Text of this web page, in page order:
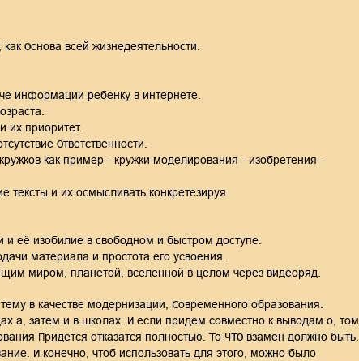
Основа всей жизнедеятельности.
информации ребенку в интернете.
их приоритет.
Ответственности.
как пример - кружки моделирования - изобретения -
тексты и их осмысливать конкретезируя.
и её изобилие в свободном и быстром доступе.
материала и простота его усвоения.
миром, планетой, вселенной в целом через видеоряд.
в качестве модернизации, Современного образования.
а, затем и в школах. И если придем совместно к выводам о, том
Придется отказатся полностью. То ЧТО взамен должно быть.
И конечно, чтоб использовать для этого, можно было